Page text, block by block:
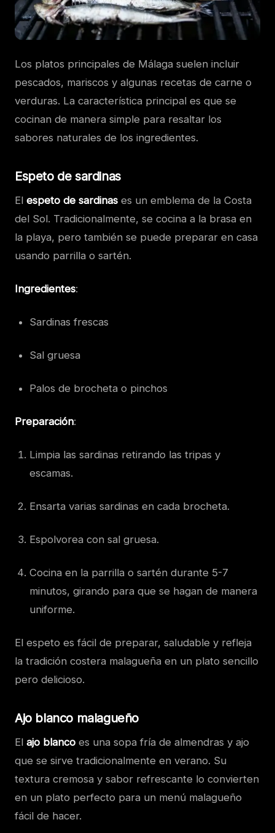
Los platos principales de Málaga suelen incluir
pescados, mariscos y algunas recetas de carne o
verduras. La característica principal es que se
cocinan de manera simple para resaltar los
sabores naturales de los ingredientes.
Espeto de sardinas
El espeto de sardinas es un emblema de la Costa
del Sol. Tradicionalmente, se cocina a la brasa en
la playa, pero también se puede preparar en casa
usando parrilla o sartén.
Ingredientes:
Sardinas frescas
Sal gruesa
Palos de brocheta o pinchos
Preparación:
Limpia las sardinas retirando las tripas y
escamas.
Ensarta varias sardinas en cada brocheta.
Espolvorea con sal gruesa.
Cocina en la parrilla o sartén durante 5-7
minutos, girando para que se hagan de manera
uniforme.
El espeto es fácil de preparar, saludable y refleja
la tradición costera malagueña en un plato sencillo
pero delicioso.
Ajo blanco malagueño
El ajo blanco es una sopa fría de almendras y ajo
que se sirve tradicionalmente en verano. Su
textura cremosa y sabor refrescante lo convierten
en un plato perfecto para un menú malagueño
fácil de hacer.